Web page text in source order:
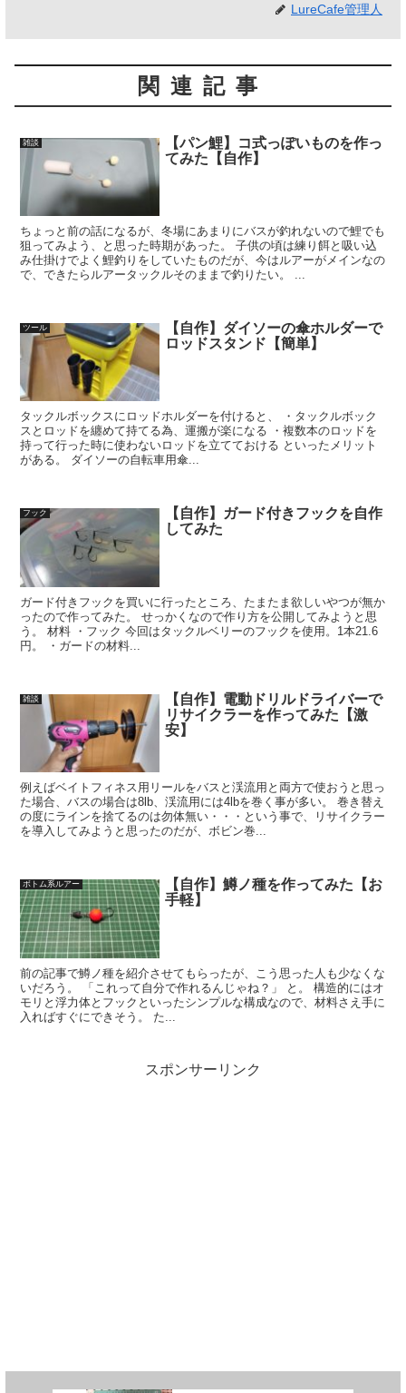
LureCafe管理人
関連記事
雑談
【パン鯉】コ式っぽいものを作っ
てみた【自作】
ちょっと前の話になるが、冬場にあまりにバスが釣れないので鯉でも
狙ってみよう、と思った時期があった。 子供の頃は練り餌と吸い込
み仕掛けでよく鯉釣りをしていたものだが、今はルアーがメインなの
で、できたらルアータックルそのままで釣りたい。 ...
ツール
【自作】ダイソーの傘ホルダーで
ロッドスタンド【簡単】
タックルボックスにロッドホルダーを付けると、 ・タックルボック
スとロッドを纏めて持てる為、運搬が楽になる ・複数本のロッドを
持って行った時に使わないロッドを立てておける といったメリット
がある。 ダイソーの自転車用傘...
フック
【自作】ガード付きフックを自作
してみた
ガード付きフックを買いに行ったところ、たまたま欲しいやつが無か
ったので作ってみた。 せっかくなので作り方を公開してみようと思
う。 材料 ・フック 今回はタックルベリーのフックを使用。1本21.6
円。 ・ガードの材料...
雑談
【自作】電動ドリルドライバーで
リサイクラーを作ってみた【激
安】
例えばベイトフィネス用リールをバスと渓流用と両方で使おうと思っ
た場合、バスの場合は8lb、渓流用には4lbを巻く事が多い。 巻き替え
の度にラインを捨てるのは勿体無い・・・という事で、リサイクラー
を導入してみようと思ったのだが、ボビン巻...
ボトム系ルアー
【自作】鱒ノ種を作ってみた【お
手軽】
前の記事で鱒ノ種を紹介させてもらったが、こう思った人も少なくな
いだろう。 「これって自分で作れるんじゃね？」 と。 構造的にはオ
モリと浮力体とフックといったシンプルな構成なので、材料さえ手に
入ればすぐにできそう。 た...
スポンサーリンク